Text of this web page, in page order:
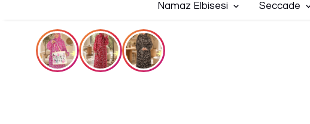
Namaz Elbisesi Seccade